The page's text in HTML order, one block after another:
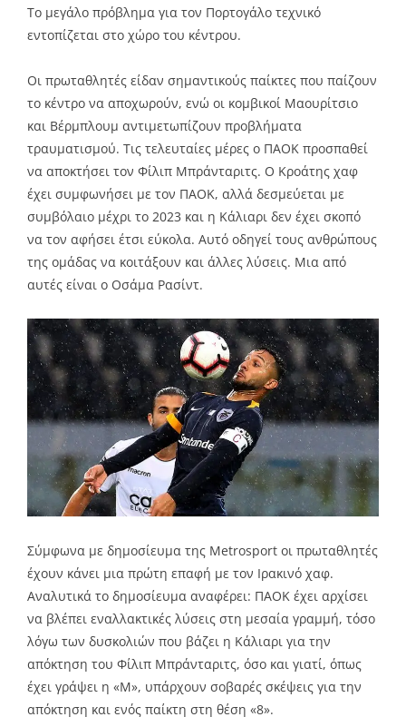
Το μεγάλο πρόβλημα για τον Πορτογάλο τεχνικό
εντοπίζεται στο χώρο του κέντρου.
Οι πρωταθλητές είδαν σημαντικούς παίκτες που παίζουν
το κέντρο να αποχωρούν, ενώ οι κομβικοί Μαουρίτσιο
και Βέρμπλουμ αντιμετωπίζουν προβλήματα
τραυματισμού. Τις τελευταίες μέρες ο ΠΑΟΚ προσπαθεί
να αποκτήσει τον Φίλιπ Μπράνταριτς. Ο Κροάτης χαφ
έχει συμφωνήσει με τον ΠΑΟΚ, αλλά δεσμεύεται με
συμβόλαιο μέχρι το 2023 και η Κάλιαρι δεν έχει σκοπό
να τον αφήσει έτσι εύκολα. Αυτό οδηγεί τους ανθρώπους
της ομάδας να κοιτάξουν και άλλες λύσεις. Μια από
αυτές είναι ο Οσάμα Ρασίντ.
Σύμφωνα με δημοσίευμα της Metrosport οι πρωταθλητές
έχουν κάνει μια πρώτη επαφή με τον Ιρακινό χαφ.
Αναλυτικά το δημοσίευμα αναφέρει: ΠΑΟΚ έχει αρχίσει
να βλέπει εναλλακτικές λύσεις στη μεσαία γραμμή, τόσο
λόγω των δυσκολιών που βάζει η Κάλιαρι για την
απόκτηση του Φίλιπ Μπράνταριτς, όσο και γιατί, όπως
έχει γράψει η «Μ», υπάρχουν σοβαρές σκέψεις για την
απόκτηση και ενός παίκτη στη θέση «8».